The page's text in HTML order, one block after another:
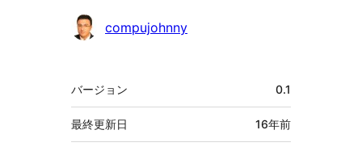
貢
compujohnny
メ
タ
バージョン 0.1
最終更新日 16年前